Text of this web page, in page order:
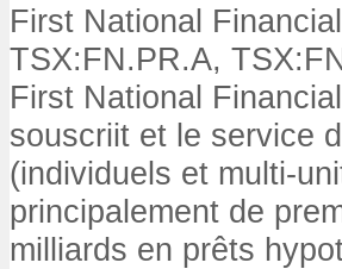
First National
TSX:FN.PR.A,
First National
souscriit et le service
(individuels et multi-
principalement de
milliards en prêts